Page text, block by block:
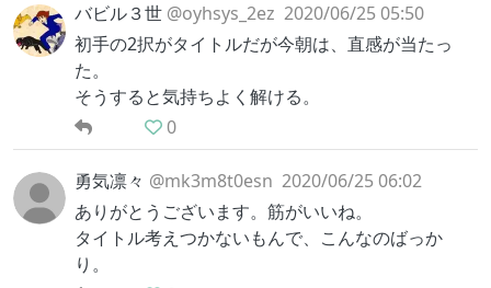
バビル３世 @oyhsys_2ez 2020/06/25 05:50
初手の2択がタイトルだが今朝は、直感が当たっ
た。
そうすると気持ちよく解ける。
0
勇気凛々 @mk3m8t0esn 2020/06/25 06:02
ありがとうございます。筋がいいね。
タイトル考えつかないもんで、こんなのばっか
り。